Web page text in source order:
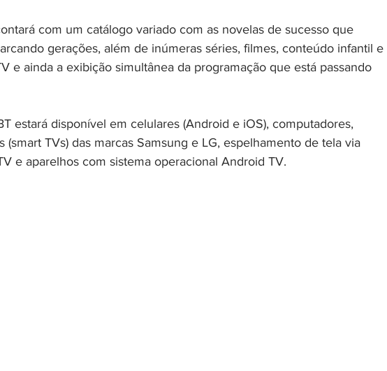
com um catálogo variado com as novelas de sucesso que
gerações, além de inúmeras séries, filmes, conteúdo infantil e
e ainda a exibição simultânea da programação que está passando
estará disponível em celulares (Android e iOS), computadores,
(smart TVs) das marcas Samsung e LG, espelhamento de tela via
e aparelhos com sistema operacional Android TV.